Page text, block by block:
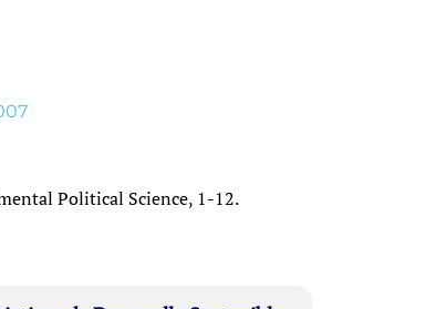
Political Science, 1-12.